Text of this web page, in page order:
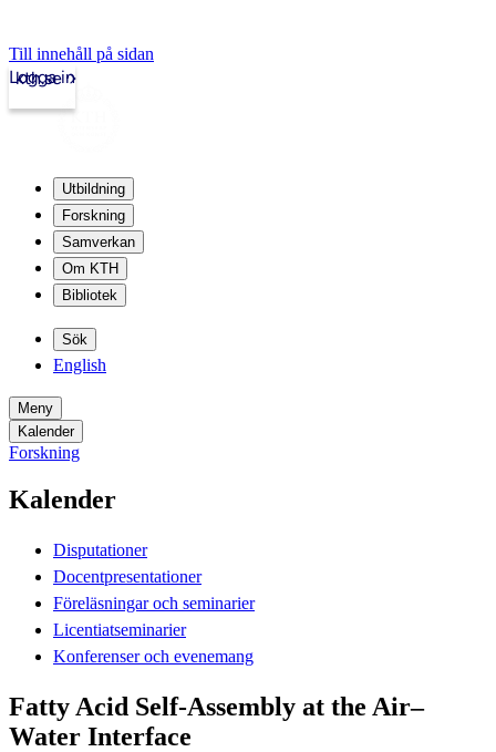
Till innehåll på sidan
kth.se
Logga in
Utbildning
Forskning
Samverkan
Om KTH
Bibliotek
Sök
English
Meny
Kalender
Forskning
Kalender
Disputationer
Docentpresentationer
Föreläsningar och seminarier
Licentiatseminarier
Konferenser och evenemang
Fatty Acid Self-Assembly at the Air–
Water Interface